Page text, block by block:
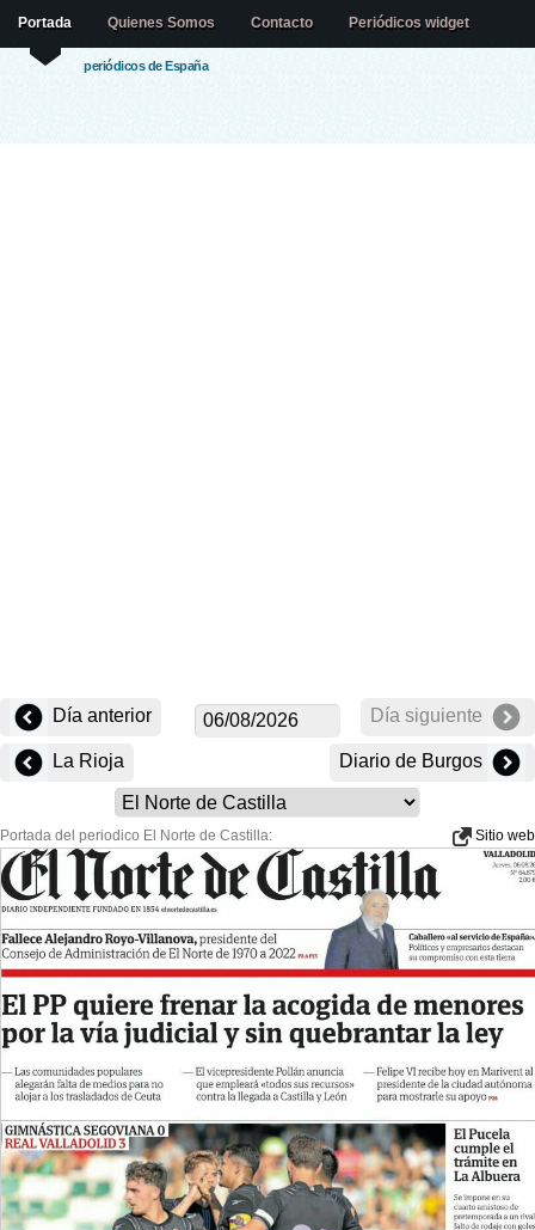
periódicos de España
Portada Quienes Somos Contacto Periódicos widget
Día anterior Día siguiente
La Rioja Diario de Burgos
Portada del periodico El Norte de Castilla: Sitio web